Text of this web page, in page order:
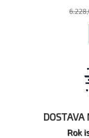
DOSTAVA
Rok